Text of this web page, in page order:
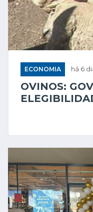
ECONOMIA há 6
OVINOS: